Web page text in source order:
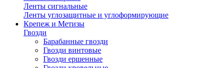
Ленты сигнальные
Ленты углозащитные и углоформирующие
Крепеж и Метизы
Гвозди
Барабанные гвозди
Гвозди винтовые
Гвозди ершенные